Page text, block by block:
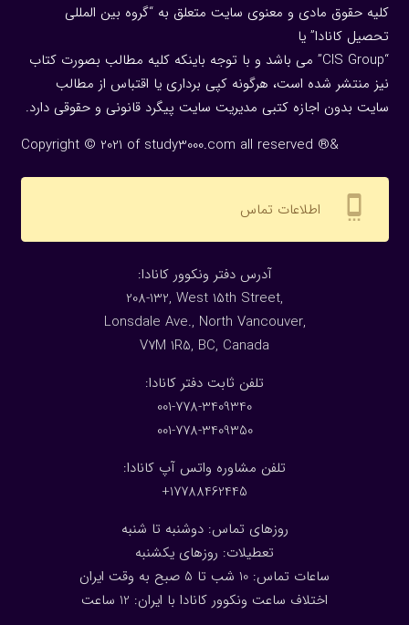
کلیه حقوق مادی و معنوی سایت متعلق به “گروه بین المللی
تحصیل کانادا” یا
“CIS Group” می باشد و با توجه باینکه کلیه مطالب بصورت کتاب
نیز منتشر شده است، هرگونه كپی برداری یا اقتباس از مطالب
سایت بدون اجازه كتبی مدیریت سایت پیگرد قانونی و حقوقی دارد.
Copyright © 2021 of study3000.com all reserved ®&
settings_cell اطلاعات تماس
:آدرس دفتر ونکوور کانادا
208-132, West 15th Street,
Lonsdale Ave., North Vancouver,
V7M 1R5, BC, Canada
:تلفن ثابت دفتر کانادا
001-778-3409340
001-778-3409350
تلفن مشاوره واتس آپ کانادا:
17788462445+
روزهای تماس: دوشنبه تا شنبه
تعطیلات: روزهای یکشنبه
ساعات تماس: 10 شب تا 5 صبح به وقت ایران
اختلاف ساعت ونکوور کانادا با ایران: 1 2 ساعت